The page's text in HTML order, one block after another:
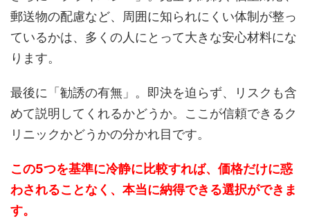
郵送物の配慮など、周囲に知られにくい体制が整っ
ているかは、多くの人にとって大きな安心材料にな
ります。
最後に「勧誘の有無」。即決を迫らず、リスクも含
めて説明してくれるかどうか。ここが信頼できるク
リニックかどうかの分かれ目です。
この5つを基準に冷静に比較すれば、価格だけに惑
わされることなく、本当に納得できる選択ができま
す。